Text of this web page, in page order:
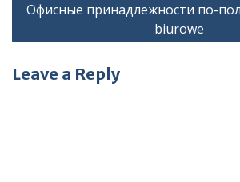
Офисные принадлежности по-
biurowe
Leave a Reply